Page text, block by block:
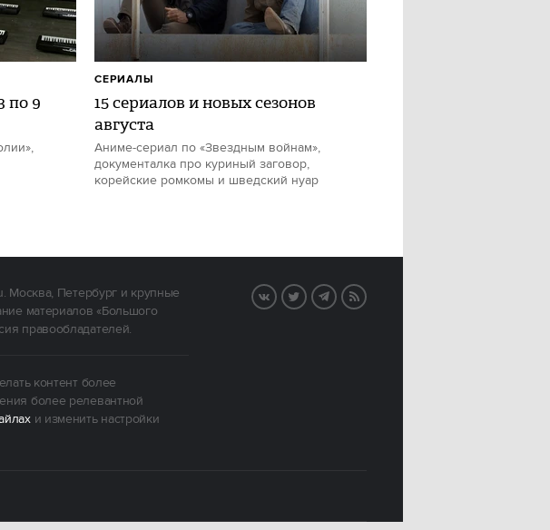
по 9
15 сериалов и новых сезонов
августа
Аниме-сериал по «Звездным войнам»,
документалка про куриный заговор,
корейские ромкомы и шведский нуар
СЕРИАЛЫ
Москва, Петербург и крупные
материалов «Большого
правообладателей.
контент более
более релевантной
и изменить настройки
VK TwitterTelegram
RSS